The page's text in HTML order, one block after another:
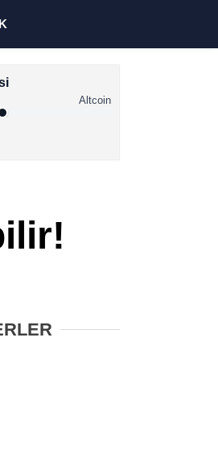
Altcoin Haberleri
XRP Haberleri
Altcoin